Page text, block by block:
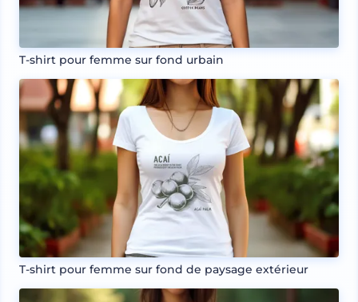
T-shirt pour femme sur fond urbain
T-shirt pour femme sur fond de paysage extérieur